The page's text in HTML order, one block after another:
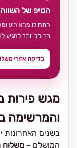
מגש פירות
והמרשימה
בשנים האחרונות
המושלם – משלוח
הטיפ של השווה
התחילו מהאירוע
כך קל יותר להגיע
בדיקת אזורי